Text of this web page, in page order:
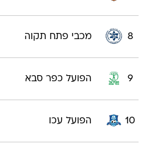
8 מכבי פתח תקוה
9 הפועל כפר סבא
10 הפועל עכו